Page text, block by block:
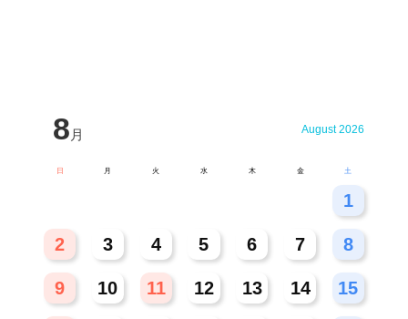
8 月 August 2026
日 月 火 水 木 金 土
1
2 3 4 5 6 7 8
9 10 11 12 13 14 15